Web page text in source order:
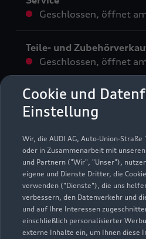
Cookie und
Einstellung
Wir, die AUDI AG, Auto-Union-
oder in Zusammenarbeit mit
und Partnern ("Wir", "Unser"),
eigene und Dienste Dritter, die
verwenden ("Dienste"), die uns
verbessern, den Datenverkehr und
und auf Ihre Interessen
einschließlich personalisierter
externe Inhalte ein, um Ihnen diese
Geschlossen, öffnet
Teile- und
Geschlossen, öffnet
Buchhaltung
Geschlossen,
Disposition
Geschlossen,öffnet am
An Feiertagen geschlossen
und 31.12.)